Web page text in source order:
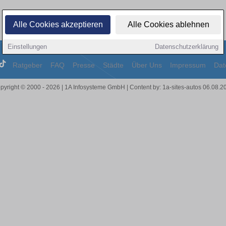
Alle Cookies akzeptieren Alle Cookies ablehnen
Einstellungen Datenschutzerklärung
Ratgeber FAQ Presse Städte Über Uns Impressum
© 2000 - 2026 | 1A Infosysteme GmbH | Content by: 1a-sites-autos